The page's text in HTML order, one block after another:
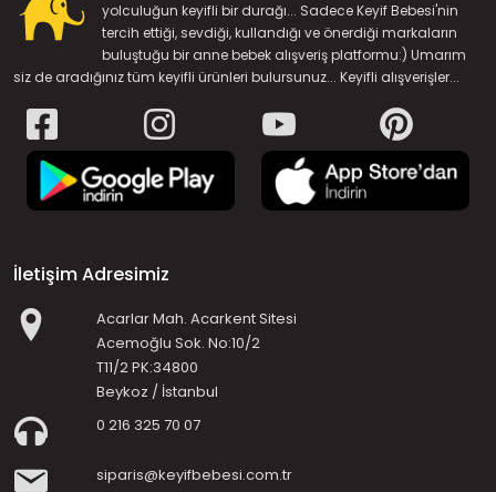
yolculuğun keyifli bir durağı... Sadece Keyif Bebesi'nin
tercih ettiği, sevdiği, kullandığı ve önerdiği markaların
buluştuğu bir anne bebek alışveriş platformu:) Umarım
siz de aradığınız tüm keyifli ürünleri bulursunuz... Keyifli alışverişler...
İletişim Adresimiz
Acarlar Mah. Acarkent Sitesi
Acemoğlu Sok. No:10/2
T11/2 PK:34800
Beykoz / İstanbul
0 216 325 70 07
siparis@keyifbebesi.com.tr